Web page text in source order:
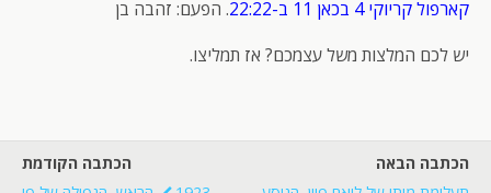
קארפול קריוקי 4 בכאן 11 ב-22:22
. הפעם: זהבה בן
יש לכם המלצות משל עצמכם? אז תמליצו.
הכתבה הקודמת
הכתבה הבאה